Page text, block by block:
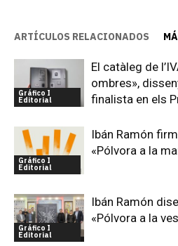
ARTÍCULOS RELACIONADOS
Gráfico I
Editorial
El catàleg de
ombres»,
finalista en els
Gráfico I
Editorial
Ibán Ramón
«Pólvora a la
Gráfico I
Editorial
Ibán Ramón
«Pólvora a la